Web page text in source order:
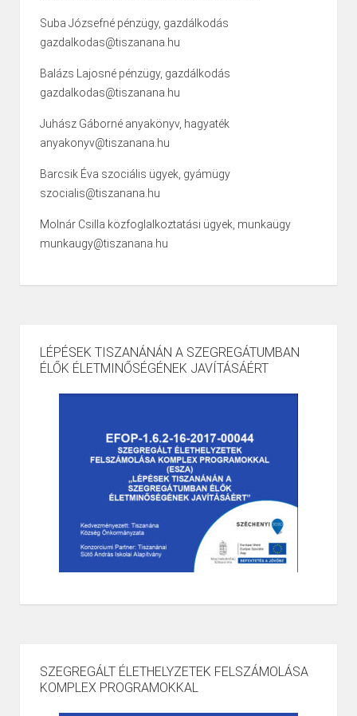
Suba Józsefné pénzügy, gazdálkodás
gazdalkodas@tiszanana.hu
Balázs Lajosné pénzügy, gazdálkodás
gazdalkodas@tiszanana.hu
Juhász Gáborné anyakönyv, hagyaték
anyakonyv@tiszanana.hu
Barcsik Éva szociális ügyek, gyámügy
szocialis@tiszanana.hu
Molnár Csilla közfoglalkoztatási ügyek, munkaügy
munkaugy@tiszanana.hu
LÉPÉSEK TISZANÁNÁN A SZEGREGÁTUMBAN
ÉLŐK ÉLETMINŐSÉGÉNEK JAVÍTÁSÁÉRT
SZEGREGÁLT ÉLETHELYZETEK FELSZÁMOLÁSA
KOMPLEX PROGRAMOKKAL